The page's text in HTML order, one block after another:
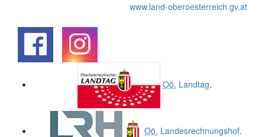
www.land-oberoesterreich.gv.at
Oö. Landtag.
Oö. Landesrechnungshof.